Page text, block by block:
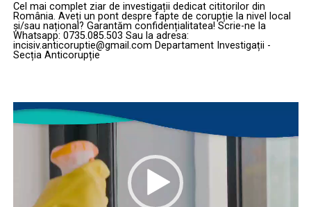
Cel mai complet ziar de investigații dedicat cititorilor din
România. Aveți un pont despre fapte de corupție la nivel local
și/sau național? Garantăm confidențialitatea! Scrie-ne la
Whatsapp: 0735.085.503 Sau la adresa:
incisiv.anticoruptie@gmail.com Departament Investigații -
Secția Anticorupție
Player
video